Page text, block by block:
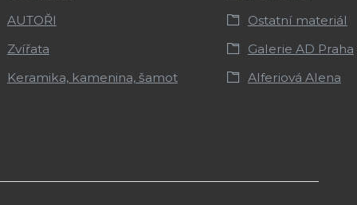
AUTOŘI
Ostatní materiál
Zvířata
Galerie AD Praha
Keramika, kamenina, šamot
Alferiová Alena